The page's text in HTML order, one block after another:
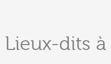
Lieux-dits